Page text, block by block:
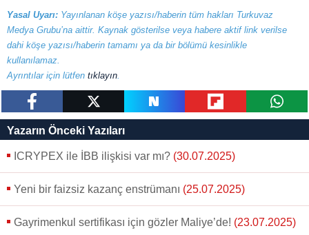
Yasal Uyarı: Yayınlanan köşe yazısı/haberin tüm hakları Turkuvaz
Medya Grubu’na aittir. Kaynak gösterilse veya habere aktif link verilse
dahi köşe yazısı/haberin tamamı ya da bir bölümü kesinlikle
kullanılamaz.
Ayrıntılar için lütfen tıklayın.
Yazarın Önceki Yazıları
ICRYPEX ile İBB ilişkisi var mı? (30.07.2025)
Yeni bir faizsiz kazanç enstrümanı (25.07.2025)
Gayrimenkul sertifikası için gözler Maliye’de! (23.07.2025)